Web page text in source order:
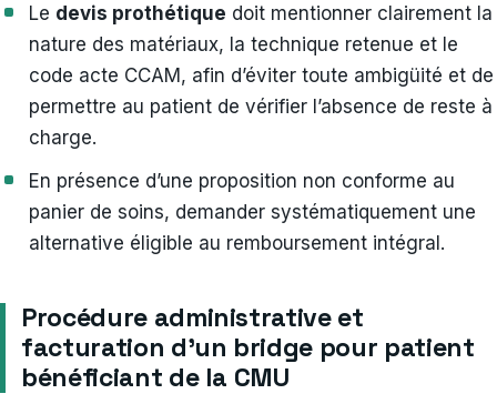
Le devis prothétique doit mentionner clairement la
nature des matériaux, la technique retenue et le
code acte CCAM, afin d’éviter toute ambigüité et de
permettre au patient de vérifier l’absence de reste à
charge.
En présence d’une proposition non conforme au
panier de soins, demander systématiquement une
alternative éligible au remboursement intégral.
Procédure administrative et
facturation d’un bridge pour patient
bénéficiant de la CMU